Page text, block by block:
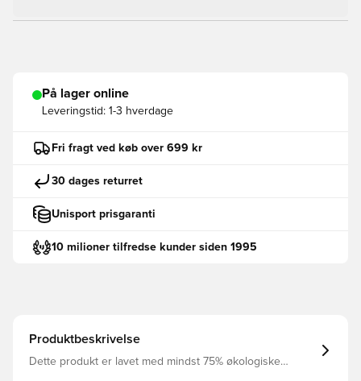
På lager online
Leveringstid: 1-3 hverdage
Fri fragt ved køb over 699 kr
30 dages returret
Unisport prisgaranti
10 milioner tilfredse kunder siden 1995
Produktbeskrivelse
Dette produkt er lavet med mindst 75% økologiske